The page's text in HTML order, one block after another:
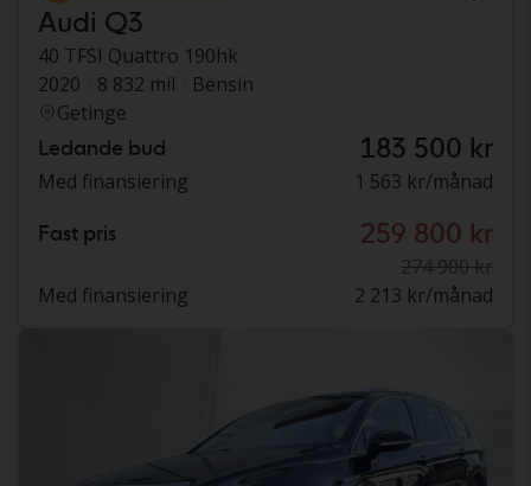
Audi Q3
40 TFSI Quattro 190hk
2020
8 832 mil
Bensin
Getinge
Ledande bud 183 500 kr
Med finansiering 1 563 kr/månad
Fast pris 259 800 kr
274 900 kr
Med finansiering
2 213 kr/månad